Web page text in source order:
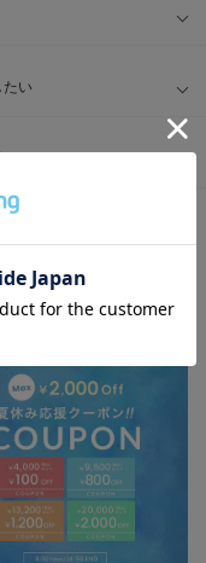
い
たい
る
/授乳服の
ン情報